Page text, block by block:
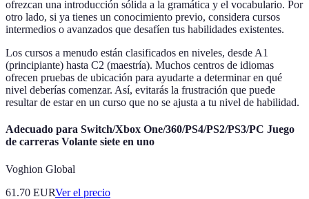
ofrezcan una introducción sólida a la gramática y el vocabulario. Por
otro lado, si ya tienes un conocimiento previo, considera cursos
intermedios o avanzados que desafíen tus habilidades existentes.
Los cursos a menudo están clasificados en niveles, desde A1
(principiante) hasta C2 (maestría). Muchos centros de idiomas
ofrecen pruebas de ubicación para ayudarte a determinar en qué
nivel deberías comenzar. Así, evitarás la frustración que puede
resultar de estar en un curso que no se ajusta a tu nivel de habilidad.
Adecuado para Switch/Xbox One/360/PS4/PS2/PS3/PC Juego
de carreras Volante siete en uno
Voghion Global
61.70 EURVer el precio